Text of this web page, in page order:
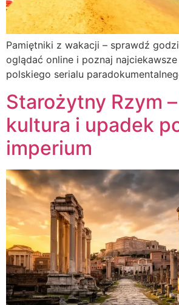
Pamiętniki z wakacji – sprawdź
oglądać online i poznaj
polskiego serialu
Starożytny Rzym
kultura i upadek
imperium